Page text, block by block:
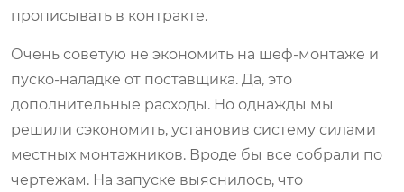
прописывать в контракте.
Очень советую не экономить на шеф-монтаже и
пуско-наладке от поставщика. Да, это
дополнительные расходы. Но однажды мы
решили сэкономить, установив систему силами
местных монтажников. Вроде бы все собрали по
чертежам. На запуске выяснилось, что